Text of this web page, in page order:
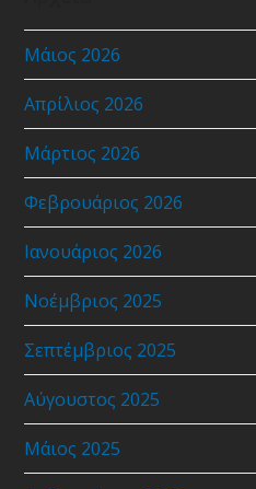
Μάιος 2026
Απρίλιος 2026
Μάρτιος 2026
Φεβρουάριος 2026
Ιανουάριος 2026
Νοέμβριος 2025
Σεπτέμβριος 2025
Αύγουστος 2025
Μάιος 2025